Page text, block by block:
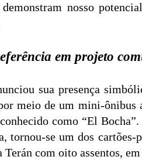
nosso
em projeto
sua presença
meio de um mini-ônibus
como “El
tornou-se um dos cartões-
Terán com oito assentos,